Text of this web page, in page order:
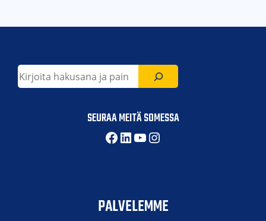
Etsi
SEURAA MEITÄ SOMESSA
Facebook
LinkedIn
YouTube
Instagram
PALVELEMME